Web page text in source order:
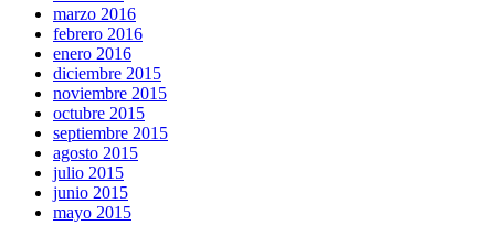
marzo 2016
febrero 2016
enero 2016
diciembre 2015
noviembre 2015
octubre 2015
septiembre 2015
agosto 2015
julio 2015
junio 2015
mayo 2015